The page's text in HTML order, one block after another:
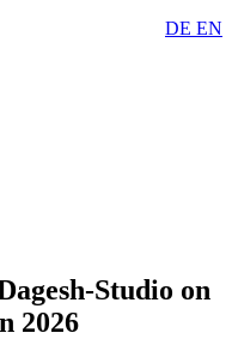
DE EN
Studio on
2026